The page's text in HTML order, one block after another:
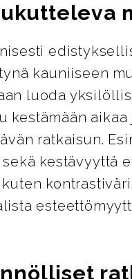
kauniiseen
luoda
aikaa
ratkaisun.
kestävyyttä